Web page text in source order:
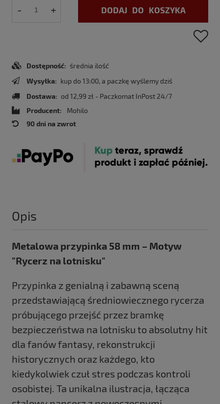
- + DODAJ DO KOSZYKA
Dostępność: średnia ilość
Wysyłka: kup do 13:00, a paczkę wyślemy dziś
Dostawa: od 12,99 zł - Paczkomat InPost 24/7
Producent:
Mohilo
90 dni na zwrot
Opis
Metalowa przypinka 58 mm – Motyw
"Rycerz na lotnisku"
Przypinka z genialną i zabawną sceną
przedstawiającą średniowiecznego rycerza
próbującego przejść przez bramkę
bezpieczeństwa na lotnisku to absolutny hit
dla fanów fantasy, rekonstrukcji
historycznych oraz każdego, kto
kiedykolwiek czuł stres podczas kontroli
osobistej. Ta unikalna ilustracja, łącząca